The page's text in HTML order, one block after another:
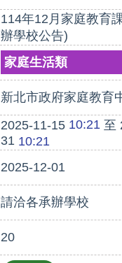
114年12月家庭教育
辦學校公告)
家庭生活類
新北市政府家庭教育
2025-11-1510:21至
3110:21
2025-12-01
請洽各承辦學校
20